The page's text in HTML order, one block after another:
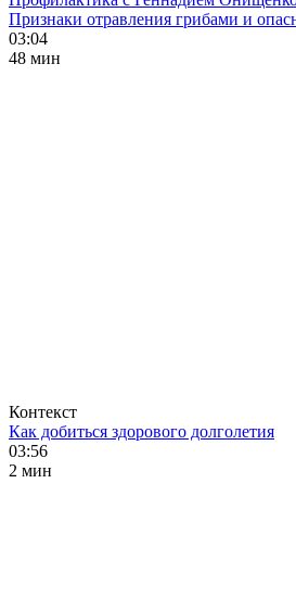
Признаки отравления грибами и
03:04
48 мин
Контекст
Как добиться здорового долголетия
03:56
2 мин